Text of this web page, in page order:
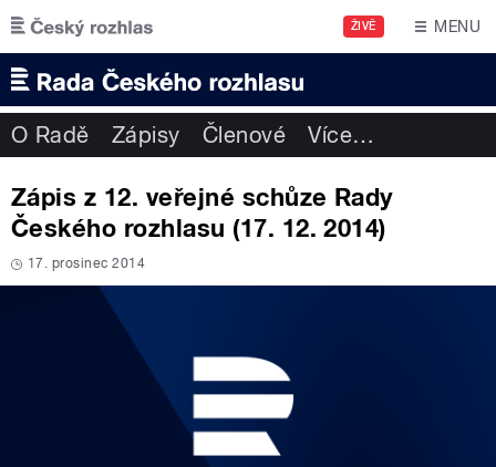
Přejít k hlavnímu obsahu
ŽIVĚ MENU
O Radě Zápisy Členové Více…
Zápis z 12. veřejné schůze Rady
Českého rozhlasu (17. 12. 2014)
17. prosinec 2014